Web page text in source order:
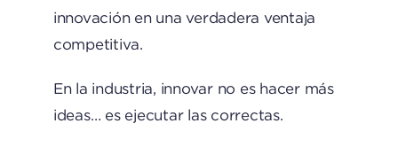
innovación en una verdadera ventaja
competitiva.
En la industria, innovar no es hacer más
ideas… es ejecutar las correctas.